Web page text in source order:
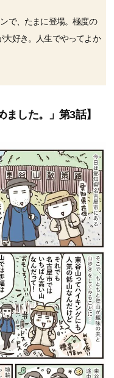
で、たまに登場。極度の
大好き。人生でやってよか
ました。」第3話】